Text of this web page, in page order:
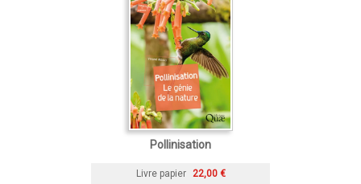
Pollinisation
Livre papier 22,00 €